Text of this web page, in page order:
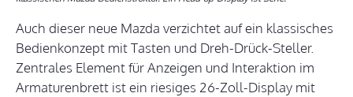
Auch dieser neue Mazda verzichtet auf ein klassisches
Bedienkonzept mit Tasten und Dreh-Drück-Steller.
Zentrales Element für Anzeigen und Interaktion im
Armaturenbrett ist ein riesiges 26-Zoll-Display mit